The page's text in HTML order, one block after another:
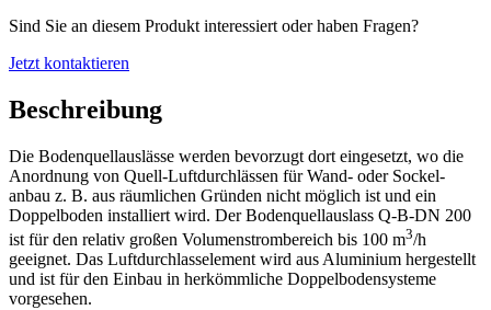
Sind Sie an diesem Produkt interessiert oder haben Fragen?
Jetzt kontaktieren
Beschreibung
Die Bodenquellauslässe werden bevorzugt dort eingesetzt, wo die
Anordnung von Quell-Luftdurchlässen für Wand- oder Sockel-
anbau z. B. aus räumlichen Gründen nicht möglich ist und ein
Doppelboden installiert wird. Der Bodenquellauslass Q-B-DN 200
ist für den relativ großen Volumenstrombereich bis 100 m3/h
geeignet. Das Luftdurchlasselement wird aus Aluminium hergestellt
und ist für den Einbau in herkömmliche Doppelbodensysteme
vorgesehen.